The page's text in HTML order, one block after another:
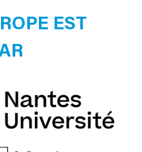
EST